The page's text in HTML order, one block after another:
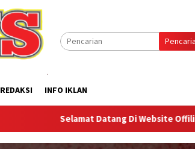
REDAKSI INFO IKLAN
Selamat Datang Di Website Offilical PI-News